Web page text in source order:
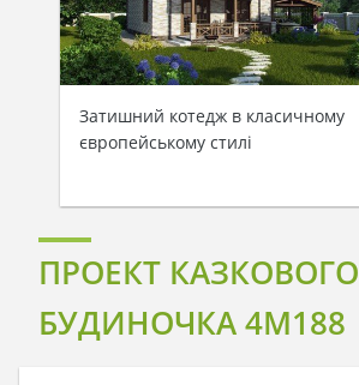
Затишний котедж в класичному
європейському стилі
ПРОЕКТ КАЗКОВОГО
БУДИНОЧКА 4M188